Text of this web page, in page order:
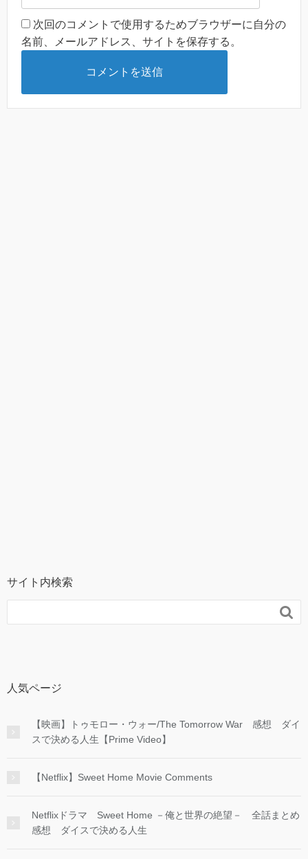
次回のコメントで使用するためブラウザーに自分の
名前、メールアドレス、サイトを保存する。
サイト内検索

人気ページ
【映画】トゥモロー・ウォー/The Tomorrow War 感想 ダイ
スで決める人生【Prime Video】
【Netflix】Sweet Home Movie Comments
Netflixドラマ Sweet Home －俺と世界の絶望－ 全話まとめ
感想 ダイスで決める人生